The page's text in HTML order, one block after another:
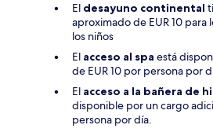
El desayuno continental
aproximado de EUR 10 para
los niños
El acceso al spa está
de EUR 10 por persona por
El acceso a la bañera de
disponible por un cargo
persona por día.